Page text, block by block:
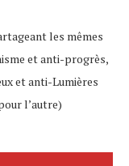
les mêmes
et anti-progrès,
et anti-Lumières
l’autre)